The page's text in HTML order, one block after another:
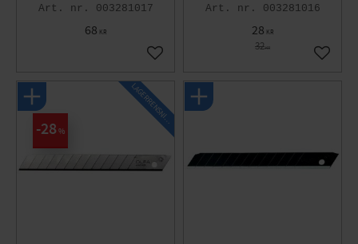
003281017
68 KR
Lägg till i favoriter
003281016
28 KR
32KR
Lägg
28 %
L
A
G
E
R
R
E
N
S
N
I
N
G